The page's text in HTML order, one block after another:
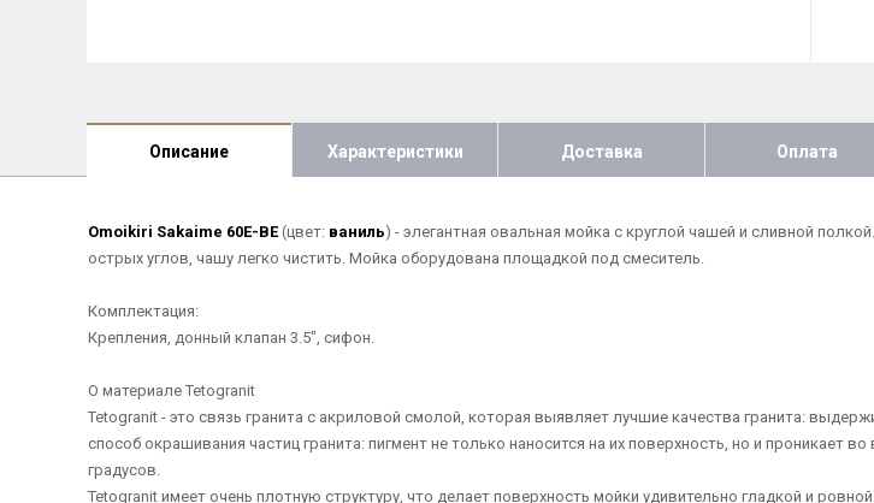
Описание Характеристики Доставка Оплата
Omoikiri Sakaime 60E-BE(цвет: ваниль) - элегантная овальная мойка с круглой чашей и сливной
острых углов, чашу легко чистить. Мойка оборудована площадкой под смеситель.
Комплектация:
Крепления, донный клапан 3.5", сифон.
О материале Tetogranit
Tetogranit - это связь гранита с акриловой смолой, которая выявляет лучшие качества гранита:
способ окрашивания частиц гранита: пигмент не только наносится на их поверхность, но и проникает
градусов.
Tetogranit имеет очень плотную структуру, что делает поверхность мойки удивительно гладкой и